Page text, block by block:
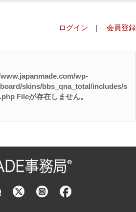
ログイン | 会員登録
wp-
skins/bbs_qna_total/includes/s
Fileが存在しません。